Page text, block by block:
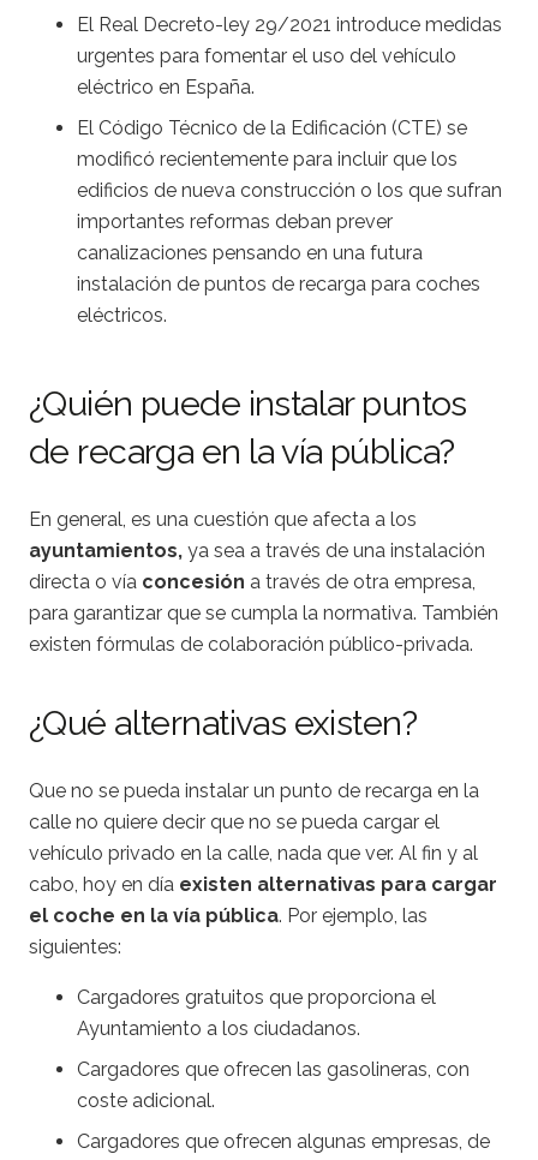
El Real Decreto-ley 29/2021 introduce medidas
urgentes para fomentar el uso del vehículo
eléctrico en España.
El Código Técnico de la Edificación (CTE) se
modificó recientemente para incluir que los
edificios de nueva construcción o los que sufran
importantes reformas deban prever
canalizaciones pensando en una futura
instalación de puntos de recarga para coches
eléctricos.
¿Quién puede instalar puntos
de recarga en la vía pública?
En general, es una cuestión que afecta a los
ayuntamientos, ya sea a través de una instalación
directa o vía concesión a través de otra empresa,
para garantizar que se cumpla la normativa. También
existen fórmulas de colaboración público-privada.
¿Qué alternativas existen?
Que no se pueda instalar un punto de recarga en la
calle no quiere decir que no se pueda cargar el
vehículo privado en la calle, nada que ver. Al fin y al
cabo, hoy en día existen alternativas para cargar
el coche en la vía pública. Por ejemplo, las
siguientes:
Cargadores gratuitos que proporciona el
Ayuntamiento a los ciudadanos.
Cargadores que ofrecen las gasolineras, con
coste adicional.
Cargadores que ofrecen algunas empresas, de